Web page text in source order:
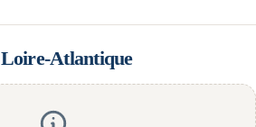
Loire-Atlantique